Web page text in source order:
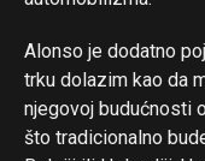
Alonso je dodatno
trku dolazim kao da
njegovoj budućnosti
što tradicionalno